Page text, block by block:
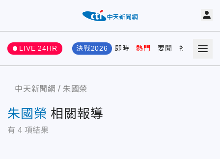
LIVE 24HR 決戰2026 即時 熱門 要聞 社會 娛樂
中天新聞網 朱國榮
朱國榮 相關報導
有 4 項結果